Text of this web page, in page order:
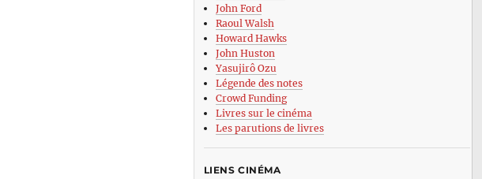
John Ford
Raoul Walsh
Howard Hawks
John Huston
Yasujirô Ozu
Légende des notes
Crowd Funding
Livres sur le cinéma
Les parutions de livres
LIENS CINÉMA